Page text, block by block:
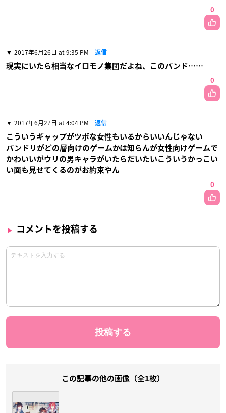
0
2017年6月26日 at 9:35 PM 返信
現実にいたら相当なイロモノ集団だよね、このバンド……
0
2017年6月27日 at 4:04 PM 返信
こういうギャップがツボな女性もいるからいいんじゃない
バンドリがどの層向けのゲームかは知らんが女性向けゲームで
かわいいがウリの男キャラがいたらだいたいこういうかっこい
い面も見せてくるのがお約束やん
0
コメントを投稿する
この記事の他の画像（全1枚）